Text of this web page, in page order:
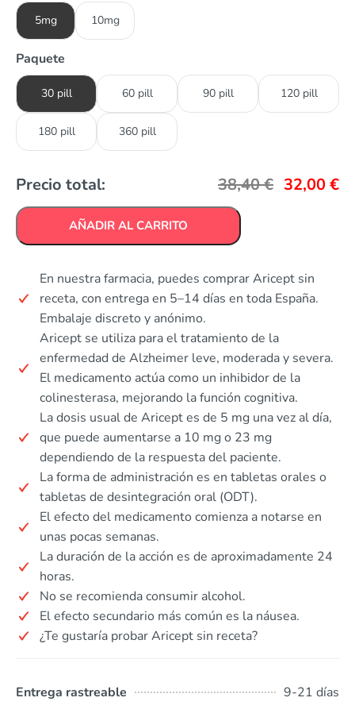
5mg 10mg
Paquete
30 pill 60 pill 90 pill 120 pill
180 pill 360 pill
Precio total: 38,40€ 32,00€
AÑADIR AL CARRITO
En nuestra farmacia, puedes comprar Aricept sin
receta, con entrega en 5–14 días en toda España.
Embalaje discreto y anónimo.
Aricept se utiliza para el tratamiento de la
enfermedad de Alzheimer leve, moderada y severa.
El medicamento actúa como un inhibidor de la
colinesterasa, mejorando la función cognitiva.
La dosis usual de Aricept es de 5 mg una vez al día,
que puede aumentarse a 10 mg o 23 mg
dependiendo de la respuesta del paciente.
La forma de administración es en tabletas orales o
tabletas de desintegración oral (ODT).
El efecto del medicamento comienza a notarse en
unas pocas semanas.
La duración de la acción es de aproximadamente 24
horas.
No se recomienda consumir alcohol.
El efecto secundario más común es la náusea.
¿Te gustaría probar Aricept sin receta?
Entrega rastreable
9-21 días